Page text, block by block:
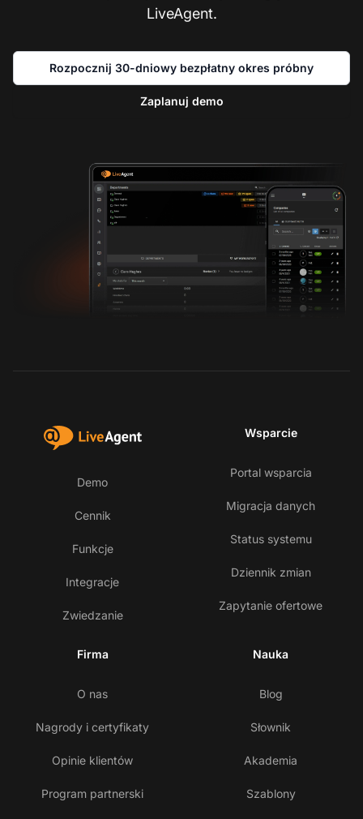
LiveAgent.
Rozpocznij 30-dniowy bezpłatny okres próbny
Zaplanuj demo
Demo
Cennik
Funkcje
Integracje
Zwiedzanie
Wsparcie
Portal wsparcia
Migracja danych
Status systemu
Dziennik zmian
Zapytanie ofertowe
Firma
O nas
Nagrody i certyfikaty
Opinie klientów
Program partnerski
Nauka
Blog
Słownik
Akademia
Szablony